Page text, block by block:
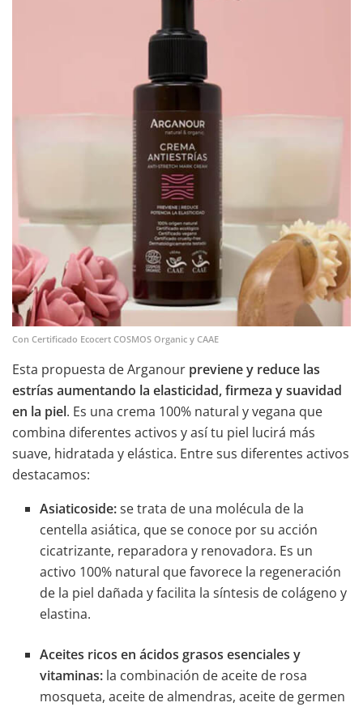
Con Certificado Ecocert COSMOS Organic y CAAE
Esta propuesta de Arganour previene y reduce las
estrías aumentando la elasticidad, firmeza y suavidad
en la piel. Es una crema 100% natural y vegana que
combina diferentes activos y así tu piel lucirá más
suave, hidratada y elástica. Entre sus diferentes activos
destacamos:
Asiaticoside:se trata de una molécula de la
centella asiática, que se conoce por su acción
cicatrizante, reparadora y renovadora. Es un
activo 100% natural que favorece la regeneración
de la piel dañada y facilita la síntesis de colágeno y
elastina.
Aceites ricos en ácidos grasos esenciales y
vitaminas: la combinación de aceite de rosa
mosqueta, aceite de almendras, aceite de germen